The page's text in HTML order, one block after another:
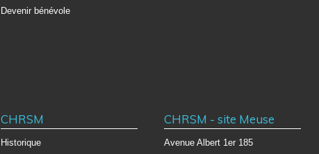
Devenir bénévole
CHRSM
Historique
CHRSM - site Meuse
Avenue Albert 1er 185